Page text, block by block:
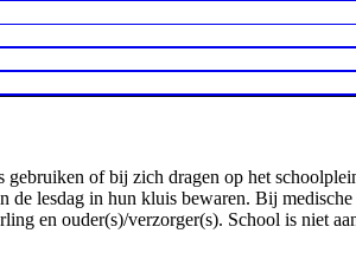
of bij zich dragen op het
de lesdag in hun kluis bewaren. Bij
en ouder(s)/verzorger(s). School is niet